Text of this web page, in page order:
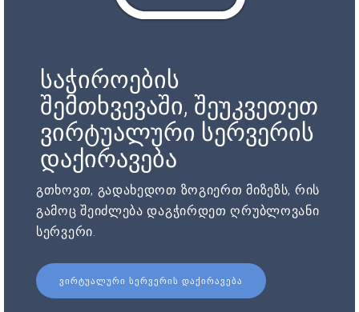
საჭიროების
შემთხვევაში, შეუკვეთეთ
ვირტუალური სერვერის
დაქირავება
გთხოვთ, გადახედოთ ზოგიერთ მიზეზს, რის
გამოც შეიძლება დაგჭირდეთ ღრუბლოვანი
სერვერი.
ᲕᲘᲠᲢᲣᲐᲚᲣᲠᲘ ᲡᲔᲠᲕᲔᲠᲘᲡ ᲓᲐᲥᲘᲠᲐᲕᲔᲑᲐ